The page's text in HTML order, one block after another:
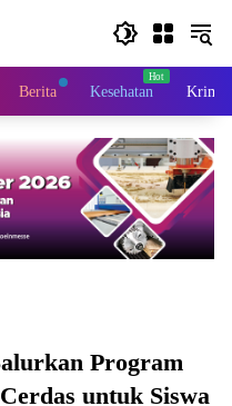
Berita Kesehatan
Program
untuk Siswa